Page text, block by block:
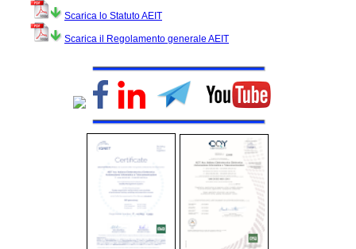
Scarica lo Statuto AEIT
Scarica il Regolamento generale AEIT